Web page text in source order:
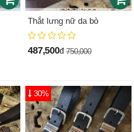
Thắt lưng nữ da bò
487,500đ 750,000
30%